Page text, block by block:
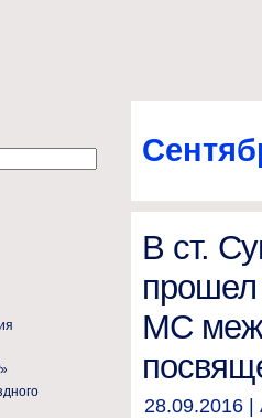
В ст.
прошел
МС
28.09.2016 |